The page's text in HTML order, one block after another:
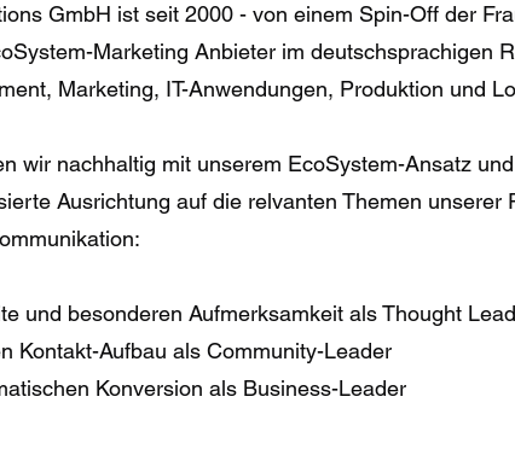
GmbH ist seit 2000 - von einem Spin-Off der
Marketing Anbieter im deutschsprachigen
Marketing, IT-Anwendungen, Produktion und
wir nachhaltig mit unserem EcoSystem-Ansatz
Ausrichtung auf die relvanten Themen unserer
und besonderen Aufmerksamkeit als Thought
Kontakt-Aufbau als Community-Leader
Konversion als Business-Leader